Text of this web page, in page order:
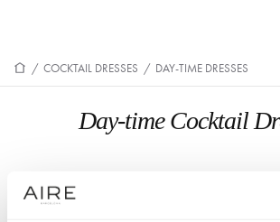
/ COCKTAIL DRESSES / DAY-TIME DRESSES
Day-time Cocktail
1U31